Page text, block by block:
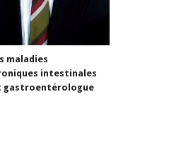
maladies
intestinales
gastroentérologue